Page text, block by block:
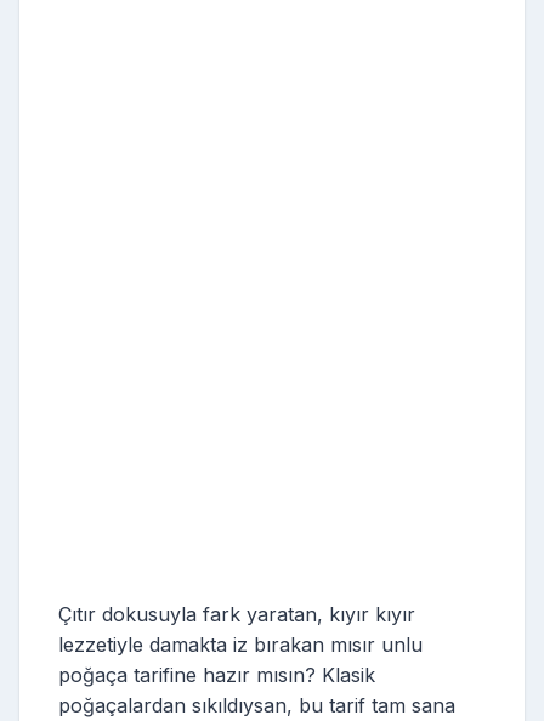
Çıtır dokusuyla fark yaratan, kıyır kıyır
lezzetiyle damakta iz bırakan mısır unlu
poğaça tarifine hazır mısın? Klasik
poğaçalardan sıkıldıysan, bu tarif tam sana